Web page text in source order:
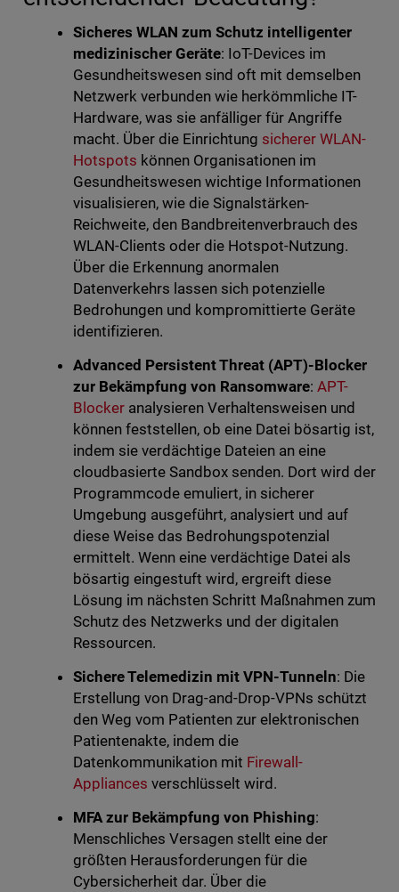
Sicheres WLAN zum Schutz intelligenter
medizinischer Geräte: IoT-Devices im
Gesundheitswesen sind oft mit demselben
Netzwerk verbunden wie herkömmliche IT-
Hardware, was sie anfälliger für Angriffe
macht. Über die Einrichtung sicherer WLAN-
Hotspots können Organisationen im
Gesundheitswesen wichtige Informationen
visualisieren, wie die Signalstärken-
Reichweite, den Bandbreitenverbrauch des
WLAN-Clients oder die Hotspot-Nutzung.
Über die Erkennung anormalen
Datenverkehrs lassen sich potenzielle
Bedrohungen und kompromittierte Geräte
identifizieren.
Advanced Persistent Threat (APT)-Blocker
zur Bekämpfung von Ransomware:APT-
Blockeranalysieren Verhaltensweisen und
können feststellen, ob eine Datei bösartig ist,
indem sie verdächtige Dateien an eine
cloudbasierte Sandbox senden. Dort wird der
Programmcode emuliert, in sicherer
Umgebung ausgeführt, analysiert und auf
diese Weise das Bedrohungspotenzial
ermittelt. Wenn eine verdächtige Datei als
bösartig eingestuft wird, ergreift diese
Lösung im nächsten Schritt Maßnahmen zum
Schutz des Netzwerks und der digitalen
Ressourcen.
Sichere Telemedizin mit VPN-Tunneln: Die
Erstellung von Drag-and-Drop-VPNs schützt
den Weg vom Patienten zur elektronischen
Patientenakte, indem die
Datenkommunikation mit Firewall-
Appliances verschlüsselt wird.
MFA zur Bekämpfung von Phishing:
Menschliches Versagen stellt eine der
größten Herausforderungen für die
Cybersicherheit dar. Über die